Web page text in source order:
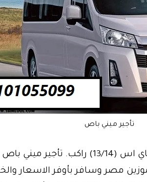
تأجير ميني باص
تأجير الان ميني باص تويوتا هاي اس (13/14) راكب. تأجير ميني باص
مع ليموزين مصر وسافر بأوفر الاسعار